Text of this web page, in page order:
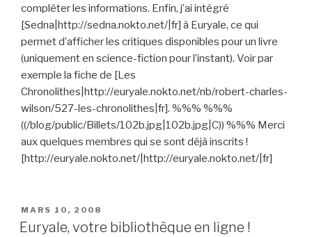
compléter les informations. Enfin, j’ai intégré
[Sedna|http://sedna.nokto.net/|fr] à Euryale, ce qui
permet d’afficher les critiques disponibles pour un livre
(uniquement en science-fiction pour l’instant). Voir par
exemple la fiche de [Les
Chronolithes|http://euryale.nokto.net/nb/robert-charles-
wilson/527-les-chronolithes|fr]. %%% %%%
((/blog/public/Billets/102b.jpg|102b.jpg|C)) %%% Merci
aux quelques membres qui se sont déjà inscrits !
[http://euryale.nokto.net/|http://euryale.nokto.net/|fr]
PUBLIÉ
LE
MARS 10, 2008
Euryale, votre bibliothèque en ligne !